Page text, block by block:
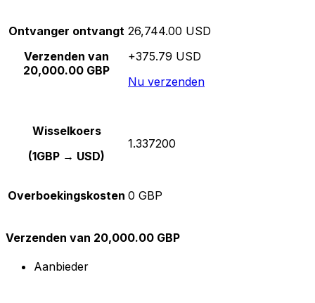
Ontvanger ontvangt
Verzenden van
20,000.00 GBP
26,744.00 USD
+375.79 USD
Nu verzenden
Wisselkoers
(1GBP → USD)
1.337200
Overboekingskosten 0 GBP
Verzenden van 20,000.00 GBP
Aanbieder